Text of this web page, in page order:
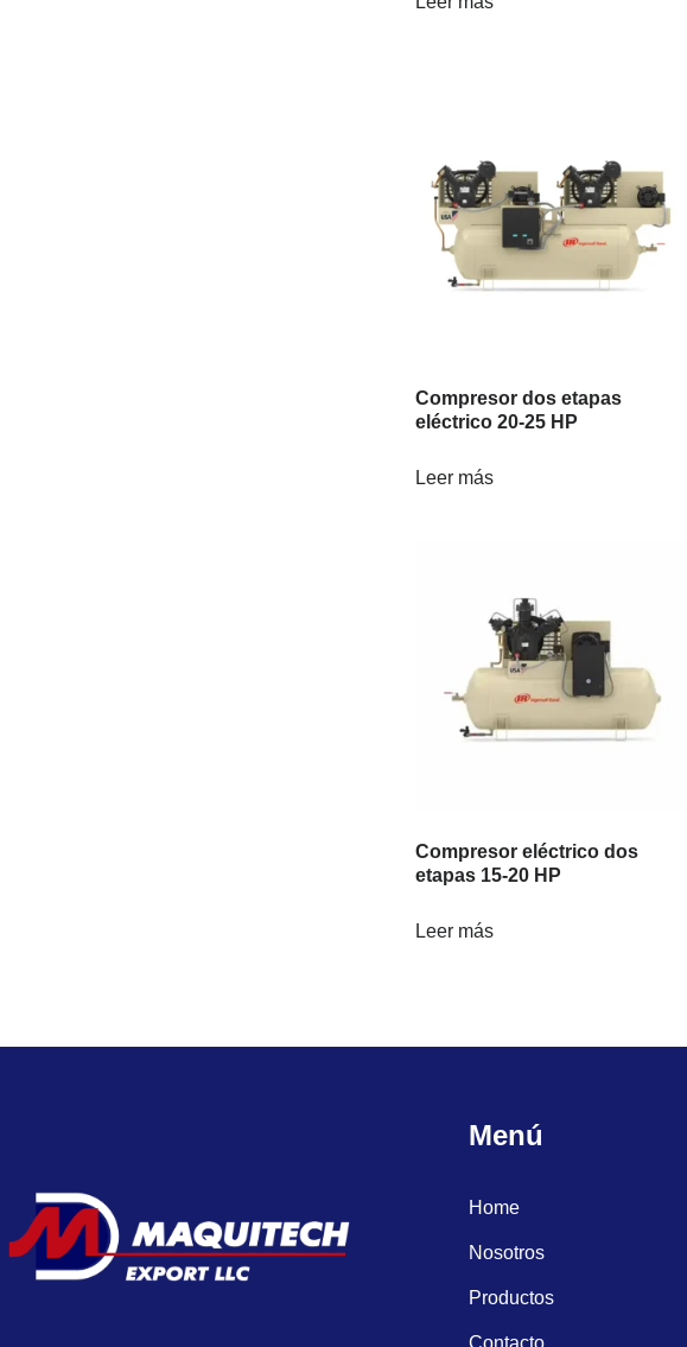
Compresor dos etapas
eléctrico 20-25 HP
Leer más
Compresor eléctrico dos
etapas 15-20 HP
Leer más
Menú
Home
Nosotros
Productos
Contacto